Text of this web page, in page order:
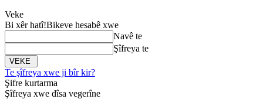
Veke
Bi xêr hatî!Bikeve hesabê xwe
Navê te
Şîfreya te
Te şîfreya xwe ji bîr kir?
Şifre kurtarma
Şîfreya xwe dîsa vegerîne